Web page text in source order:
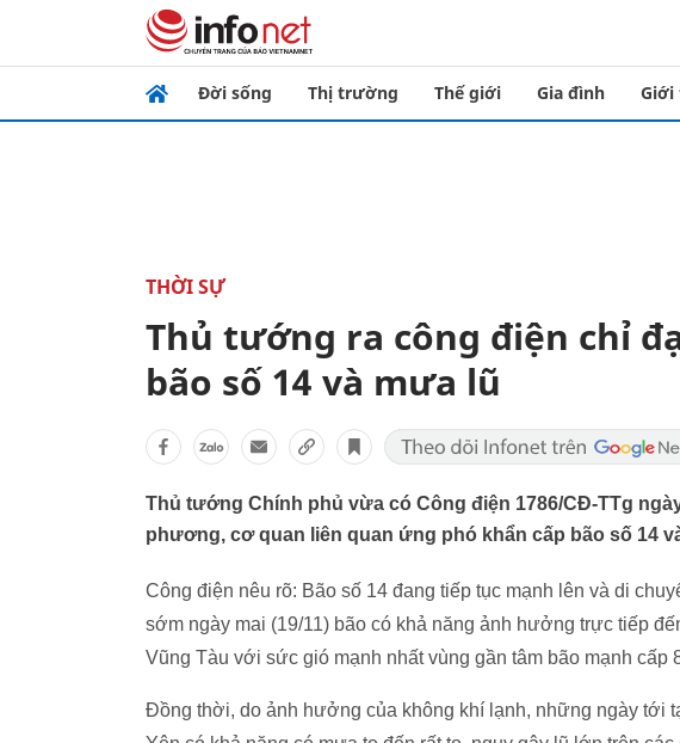
Đời sống Thị trường Thế giới Gia đình Giới
THỜI SỰ
Thủ tướng ra công điện chỉ
bão số 14 và mưa lũ
Thủ tướng Chính phủ vừa có Công điện 1786/CĐ-TTg
phương, cơ quan liên quan ứng phó khẩn cấp bão số 14
Công điện nêu rõ: Bão số 14 đang tiếp tục mạnh lên và di
sớm ngày mai (19/11) bão có khả năng ảnh hưởng trực tiếp
Vũng Tàu với sức gió mạnh nhất vùng gần tâm bão mạnh cấp
Đồng thời, do ảnh hưởng của không khí lạnh, những ngày tới